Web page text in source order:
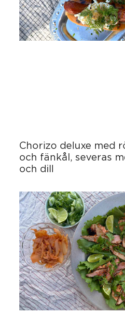
Chorizo deluxe med
och fänkål, severas
och dill